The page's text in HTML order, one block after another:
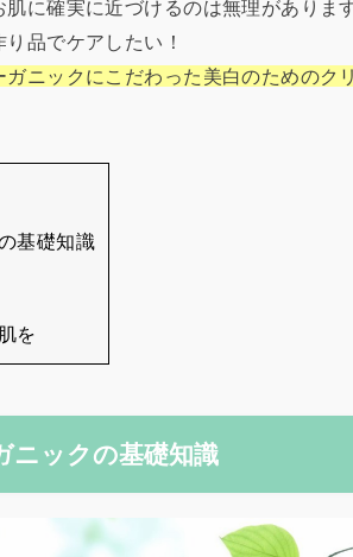
に確実に近づけるのは無理があります
品でケアしたい！
ガニックにこだわった美白のためのク
基礎知識
を
ニックの基礎知識